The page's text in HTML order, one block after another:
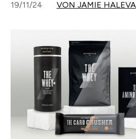
19/11/24 VON JAMIE HALEVA